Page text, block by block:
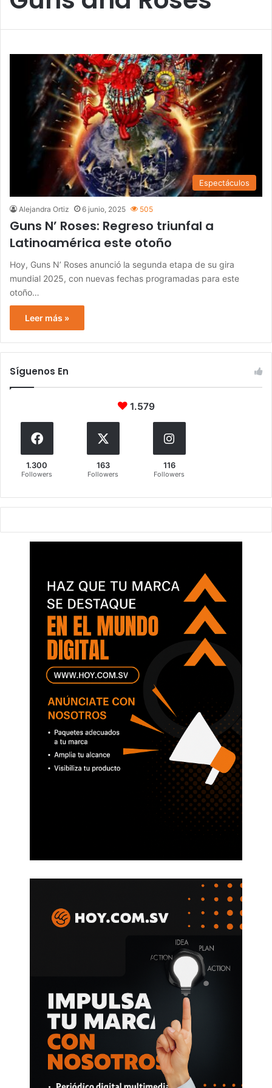
Espectáculos
Alejandra Ortiz 6 junio, 2025 505
Guns N’ Roses: Regreso triunfal a
Latinoamérica este otoño
Hoy, Guns N’ Roses anunció la segunda etapa de su gira
mundial 2025, con nuevas fechas programadas para este
otoño…
Leer más »
Síguenos En
1.579
1.300
Followers
163
Followers
116
Followers